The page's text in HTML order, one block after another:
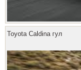
Toyota Caldina гул